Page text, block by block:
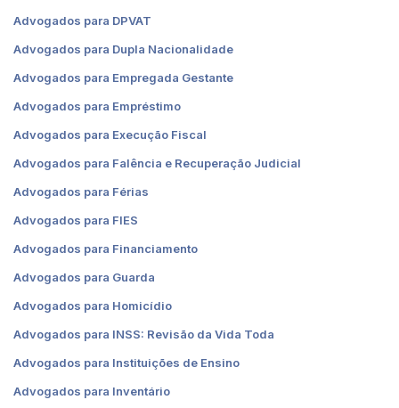
Advogados para DPVAT
Advogados para Dupla Nacionalidade
Advogados para Empregada Gestante
Advogados para Empréstimo
Advogados para Execução Fiscal
Advogados para Falência e Recuperação Judicial
Advogados para Férias
Advogados para FIES
Advogados para Financiamento
Advogados para Guarda
Advogados para Homicídio
Advogados para INSS: Revisão da Vida Toda
Advogados para Instituições de Ensino
Advogados para Inventário